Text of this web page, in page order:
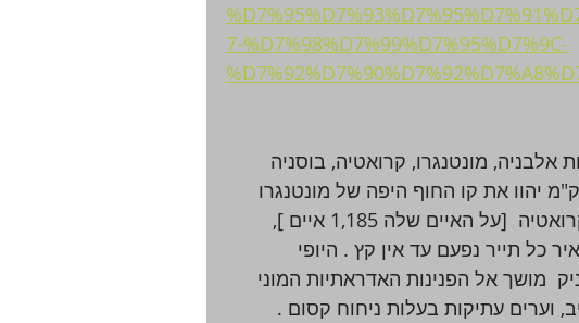
7-%D7%98%D7%99%D7%95%D7%9C-
אלבניה, מונטנגרו, קרואטיה, בוסניה
הרצגובינה , לאורך 770 ק"מ , שמתוכם 248 ק"מ יהוו את קו החוף היפה של מונטנגרו
ועוד יותר מ1600 ק"מ יהוו את קו החוף של קרואטיה  [על האיים שלה 1,185 איים ],
כל תייר נפעם עד אין קץ . היופי
מושך אל הפנינות האדראתיות המוני
וערים עתיקות בעלות ניחוח קסום .